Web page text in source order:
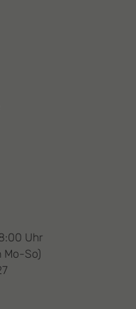
Uhr
Mo-So)